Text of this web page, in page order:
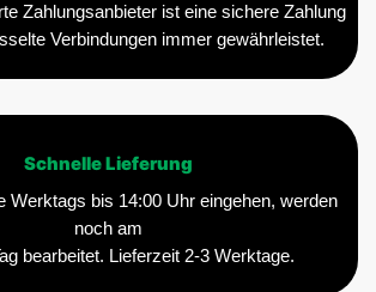
Zahlungsanbieter ist eine sichere Zahlung
Verbindungen immer gewährleistet.
Schnelle Lieferung
Werktags bis 14:00 Uhr eingehen, werden
noch am
bearbeitet. Lieferzeit 2-3 Werktage.